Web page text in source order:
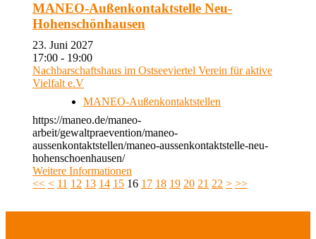
MANEO-Außenkontaktstelle Neu-
Hohenschönhausen
23. Juni 2027
17:00 - 19:00
Nachbarschaftshaus im Ostseeviertel Verein für aktive
Vielfalt e.V
MANEO-Außenkontaktstellen
https://maneo.de/maneo-
arbeit/gewaltpraevention/maneo-
aussenkontaktstellen/maneo-aussenkontaktstelle-neu-
hohenschoenhausen/
Weitere Informationen
<< < 11 12 13 14 15 16 17 18 19 20 21 22 > >>